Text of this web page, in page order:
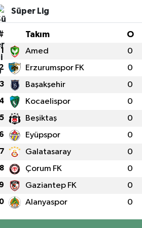
Süper Lig
Takım O
1 Amed 0
Erzurumspor FK 0
3 Başakşehir 0
Kocaelispor 0
5 Beşiktaş 0
Eyüpspor 0
7 Galatasaray 0
8 Çorum FK 0
Gaziantep FK 0
Alanyaspor 0